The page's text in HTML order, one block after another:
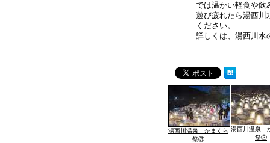
では温かい軽食や飲
遊び疲れたら湯西川
ください。
詳しくは、湯西川水
湯西川温泉 かまくら
祭③
湯西川温泉
祭②